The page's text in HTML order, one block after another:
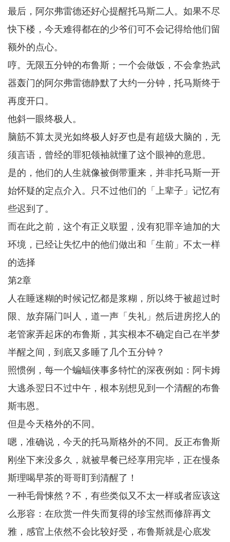
最后，阿尔弗雷德还好心提醒托马斯二人。如果不尽
快下楼，今天难得都在的少爷们可不会记得给他们留
额外的点心。
哼。无限五分钟的布鲁斯；一个会做饭，不会拿热武
器轰门的阿尔弗雷德静默了大约一分钟，托马斯终于
再度开口。
他斜一眼终极人。
脑筋不算太灵光如终极人好歹也是有超级大脑的，无
须言语，曾经的罪犯领袖就懂了这个眼神的意思。
是的，他们的人生就像被倒带重来，并非托马斯一开
始怀疑的定点介入。只不过他们的「上辈子」记忆有
些迟到了。
而在此之前，这个有正义联盟，没有犯罪辛迪加的大
环境，已经让失忆中的他们做出和「生前」不太一样
的选择
第2章
人在睡迷糊的时候记忆都是浆糊，所以终于被超过时
限、放弃隔门叫人，道一声「失礼」然后进房挖人的
老管家弄起床的布鲁斯，其实根本不确定自己在半梦
半醒之间，到底又多睡了几个五分钟？
照惯例，每一个蝙蝠侠事多特忙的深夜例如：阿卡姆
大逃杀翌日不过中午，根本别想见到一个清醒的布鲁
斯韦恩。
但是今天格外的不同。
嗯，准确说，今天的托马斯格外的不同。反正布鲁斯
刚坐下来没多久，就被早餐已经享用完毕，正在慢条
斯理喝早茶的哥哥盯到清醒了！
一种毛骨悚然？不，有些类似又不太一样或者应该这
么形容：在欣赏一件失而复得的珍宝然而修辞再文
雅，感官上依然不会比较好受，布鲁斯就是心底发